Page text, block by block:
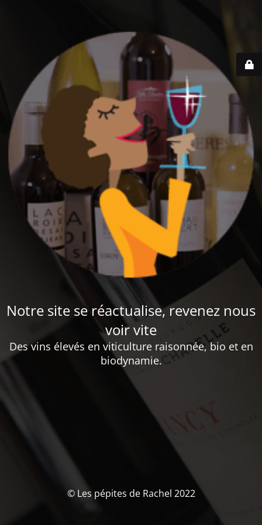
Notre site se réactualise, revenez nous
voir vite
Des vins élevés en viticulture raisonnée, bio et en
biodynamie.
© Les pépites de Rachel 2022